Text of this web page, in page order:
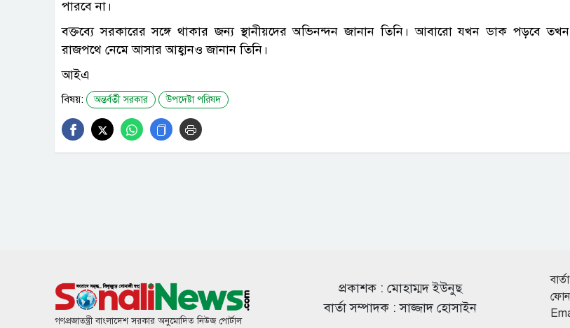
পারবে না।
বক্তব্যে সরকারের সঙ্গে থাকার জন্য স্থানীয়দের অভিনন্দন জানান তিনি। আবারো যখন ডাক পড়বে তখন
রাজপথে নেমে আসার আহ্বানও জানান তিনি।
আইএ
বিষয়: অন্তর্বর্তী সরকার উপদেষ্টা পরিষদ
গণপ্রজাতন্ত্রী বাংলাদেশ সরকার অনুমোদিত নিউজ পোর্টাল
প্রকাশক : মোহাম্মদ ইউনুছ
বার্তা সম্পাদক : সাজ্জাদ হোসাইন